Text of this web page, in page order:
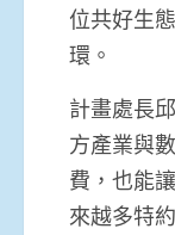
位共好生
環。
計畫處長
方產業與
費，也能
來越多特